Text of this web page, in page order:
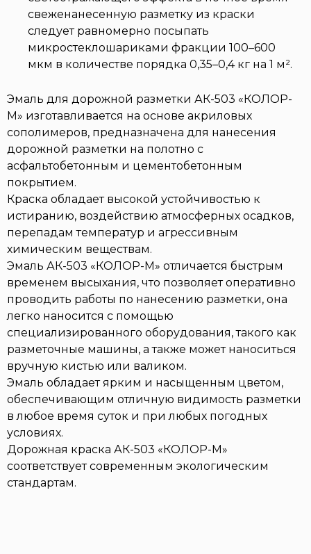
свеженанесенную разметку из краски
следует равномерно посыпать
микростеклошариками фракции 100–600
мкм в количестве порядка 0,35–0,4 кг на 1 м².
Эмаль для дорожной разметки АК-503 «КОЛОР-
М» изготавливается на основе акриловых
сополимеров, предназначена для нанесения
дорожной разметки на полотно с
асфальтобетонным и цементобетонным
покрытием.
Краска обладает высокой устойчивостью к
истиранию, воздействию атмосферных осадков,
перепадам температур и агрессивным
химическим веществам.
Эмаль АК-503 «КОЛОР-М» отличается быстрым
временем высыхания, что позволяет оперативно
проводить работы по нанесению разметки, она
легко наносится с помощью
специализированного оборудования, такого как
разметочные машины, а также может наноситься
вручную кистью или валиком.
Эмаль обладает ярким и насыщенным цветом,
обеспечивающим отличную видимость разметки
в любое время суток и при любых погодных
условиях.
Дорожная краска АК-503 «КОЛОР-М»
соответствует современным экологическим
стандартам.